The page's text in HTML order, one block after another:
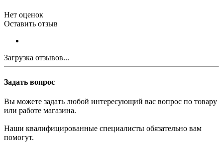
Нет оценок
Оставить отзыв
Загрузка отзывов...
Задать вопрос
Вы можете задать любой интересующий вас вопрос по товару
или работе магазина.
Наши квалифицированные специалисты обязательно вам
помогут.